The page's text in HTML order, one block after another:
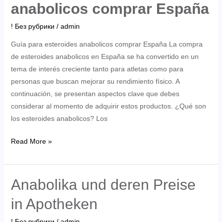
que
Saber
anabolicos comprar España
! Без рубрики / admin
Guía para esteroides anabolicos comprar España La compra
de esteroides anabolicos en España se ha convertido en un
tema de interés creciente tanto para atletas como para
personas que buscan mejorar su rendimiento físico. A
continuación, se presentan aspectos clave que debes
considerar al momento de adquirir estos productos. ¿Qué son
los esteroides anabolicos? Los
Guía
esteroides
anabolicos
comprar
España
Read More »
Anabolika und deren Preise
in Apotheken